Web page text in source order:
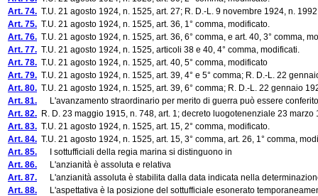
Art. 74. T.U. 21 agosto 1924, n. 1525, art. 27; R. D.-L. 9 novembre 1924, n.
Art. 75. T.U. 21 agosto 1924, n. 1525, art. 36, 1° comma, modificato.
Art. 76. T.U. 21 agosto 1924, n. 1525, art. 36, 6° comma, e art. 40, 3° comma,
Art. 77. T.U. 21 agosto 1924, n. 1525, articoli 38 e 40, 4° comma, modificati.
Art. 78. T.U. 21 agosto 1924, n. 1525, art. 40, 5° comma, modificato
Art. 79. T.U. 21 agosto 1924, n. 1525, art. 39, 4° e 5° comma; R. D.-L. 22
Art. 80. T.U. 21 agosto 1924, n. 1525, art. 39, 6° comma; R. D.-L. 22 gennaio
Art. 81. L'avanzamento straordinario per merito di guerra può essere
Art. 82. R. D. 23 maggio 1915, n. 748, art. 1; decreto luogotenenziale 23 marzo
Art. 83. T.U. 21 agosto 1924, n. 1525, art. 15, 2° comma, modificato.
Art. 84. T.U. 21 agosto 1924, n. 1525, art. 15, 3° comma, art. 26, 1° comma,
Art. 85. I sottufficiali della regia marina si distinguono in
Art. 86. L'anzianità è assoluta e relativa
Art. 87. L'anzianità assoluta è stabilita dalla data indicata nella
Art. 88. L'aspettativa è la posizione del sottufficiale esonerato